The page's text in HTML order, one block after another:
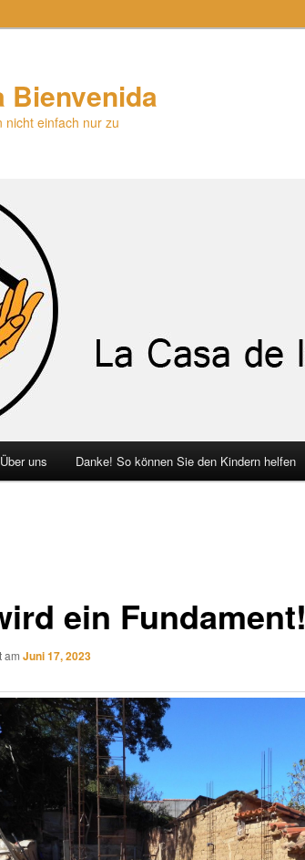
Bienvenida
nicht einfach nur zu
uns Danke! So können Sie den Kindern helfen
ein Fundament!
am Juni 17, 2023